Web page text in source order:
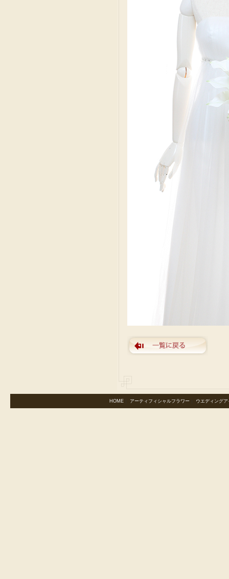
HOME｜ アーティフィシャルフラワー｜ ウエディングア